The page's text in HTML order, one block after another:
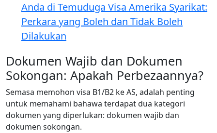
Anda di Temuduga Visa Amerika Syarikat:
Perkara yang Boleh dan Tidak Boleh
Dilakukan
Dokumen Wajib dan Dokumen
Sokongan: Apakah Perbezaannya?
Semasa memohon visa B1/B2 ke AS, adalah penting
untuk memahami bahawa terdapat dua kategori
dokumen yang diperlukan: dokumen wajib dan
dokumen sokongan.